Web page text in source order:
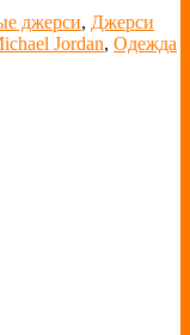
джерси, Джерси
Jordan, Одежда